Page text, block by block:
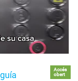
Accés
obert